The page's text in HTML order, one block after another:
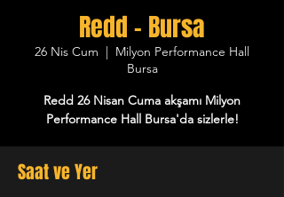
Redd - Bursa
26 Nis Cum
  |
Milyon Performance Hall
Bursa
Redd 26 Nisan Cuma akşamı Milyon
Performance Hall Bursa'da sizlerle!
Saat ve Yer